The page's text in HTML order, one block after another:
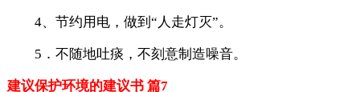
4、节约用电，做到“人走灯灭”。
5．不随地吐痰，不刻意制造噪音。
建议保护环境的建议书 篇7